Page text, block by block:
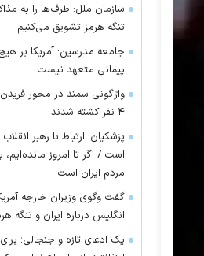
سازمان ملل: طرف‌ها را به
تنگه هرمز تشویق می‌کنیم
جامعه مدرسین: آمریکا بر
پیمانی متعهد نیست
واژگونی سمند در محور
۴ نفر کشته شدند
پزشکیان: ارتباط با رهبر
است / اگر تا امروز مانده‌ایم،
مردم ایران است
گفت وگوی وزیران خارجه
انگلیس درباره ایران و تنگه
یک ادعای تازه و جنجالی؛